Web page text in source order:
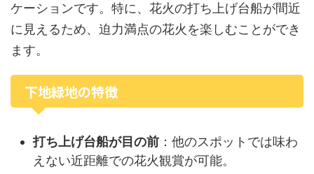
ケーションです。特に、花火の打ち上げ台船が間近
に見えるため、迫力満点の花火を楽しむことができ
ます。
下地緑地の特徴
打ち上げ台船が目の前 ：他のスポットでは味わ
えない近距離での花火観賞が可能。